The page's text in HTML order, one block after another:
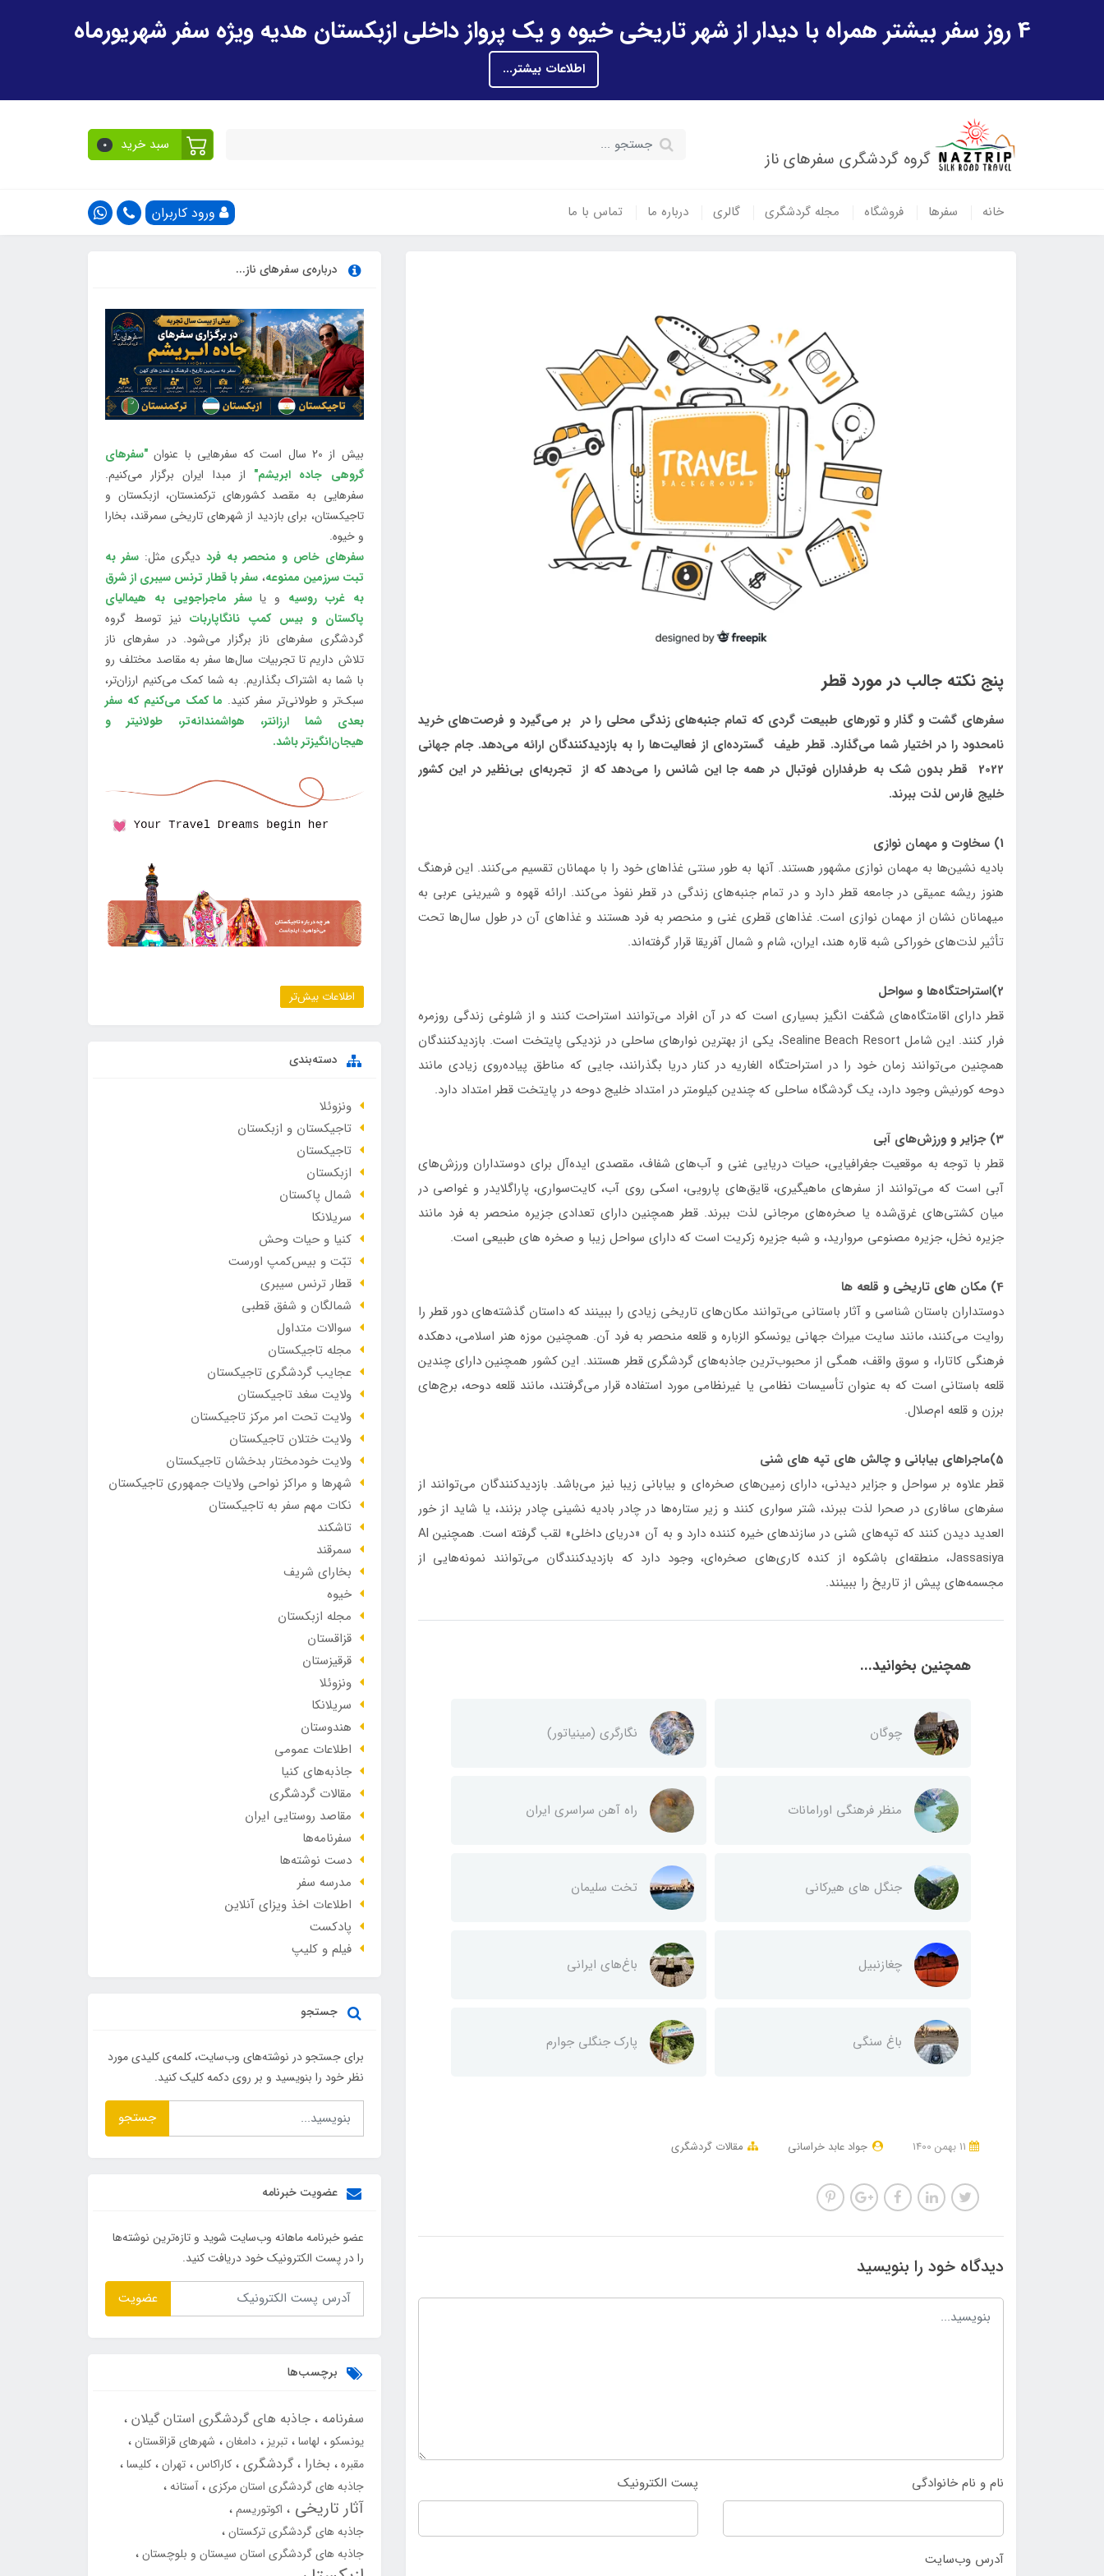
4 روز سفر بیشتر همراه با دیدار از شهر تاریخی خیوه و یک پرواز داخلی ازبکستان هدیه ویژه سفر شهریورماه
اطلاعات بیشتر...
گروه گردشگری سفرهای ناز
سبد خرید 0
خانه سفرها فروشگاه مجله گردشگری گالری درباره ما تماس با ما ورود کاربران
پنج نکته جالب در مورد قطر
سفرهای گشت و گذار و تورهای طبیعت گردی که تمام جنبه‌های زندگی محلی را در بر می‌گیرد و فرصت‌های خرید
نامحدود را در اختیار شما می‌گذارد. قطر طیف گسترده‌ای از فعالیت‌ها را به بازدیدکنندگان ارائه می‌دهد. جام جهانی
2022 قطر بدون شک به طرفداران فوتبال در همه جا این شانس را می‌دهد که از تجربه‌ای بی‌نظیر در این کشور
خلیج فارس لذت ببرند.
1) سخاوت و مهمان نوازی
بادیه نشین‌ها به مهمان نوازی مشهور هستند. آنها به طور سنتی غذاهای خود را با مهمانان تقسیم می‌کنند. این فرهنگ
هنوز ریشه عمیقی در جامعه قطر دارد و در تمام جنبه‌های زندگی در قطر نفوذ می‌کند. ارائه قهوه و شیرینی عربی به
میهمانان نشان از مهمان نوازی است. غذاهای قطری غنی و منحصر به‌ فرد هستند و غذاهای آن در طول سال‌ها تحت
تأثیر لذت‌های خوراکی شبه قاره هند، ایران، شام و شمال آفریقا قرار گرفته‌اند.
2)استراحتگاه‌ها و سواحل
قطر دارای اقامتگاه‌‌های شگفت انگیز بسیاری است که در آن افراد می‌توانند استراحت کنند و از شلوغی زندگی روزمره
فرار کنند. این شامل Sealine Beach Resort، یکی از بهترین نوارهای ساحلی در نزدیکی پایتخت است. بازدیدکنندگان
همچنین می‌توانند زمان خود را در استراحتگاه الغاریه در کنار دریا بگذرانند، جایی که مناطق پیاده‌روی زیادی مانند
دوحه کورنیش وجود دارد، یک گردشگاه ساحلی که چندین کیلومتر در امتداد خلیج دوحه در پایتخت قطر امتداد دارد.
3) جزایر و ورزش‌های آبی
قطر با توجه به موقعیت جغرافیایی، حیات دریایی غنی و آب‌های شفاف، مقصدی ایده‌آل برای دوستداران ورزش‌های
آبی است که می‌توانند از سفرهای ماهیگیری، قایق‌های پارویی، اسکی روی آب، کایت‌سواری، پاراگلایدر و غواصی در
میان کشتی‌های غرق‌شده یا صخره‌های مرجانی لذت ببرند. قطر همچنین دارای تعدادی جزیره منحصر به فرد مانند
جزیره نخل، جزیره مصنوعی مروارید، و شبه جزیره زکریت است که دارای سواحل زیبا و صخره های طبیعی است.
4) مکان های تاریخی و قلعه ها
دوستداران باستان شناسی و آثار باستانی می‌توانند مکان‌های تاریخی زیادی را ببینند که داستان گذشته‌های دور قطر را
روایت می‌کنند، مانند سایت میراث جهانی یونسکو الزباره و قلعه منحصر به فرد آن. همچنین موزه هنر اسلامی، دهکده
فرهنگی کاتارا، و سوق واقف، همگی از محبوب‌ترین جاذبه‌های گردشگری قطر هستند. این کشور همچنین دارای چندین
قلعه باستانی است که به عنوان تأسیسات نظامی یا غیرنظامی مورد استفاده قرار می‌گرفتند، مانند قلعه دوحه، برج‌های
برزن و قلعه ام‌صلال.
5)ماجراهای بیابانی و چالش های تپه های شنی
قطر علاوه بر سواحل و جزایر دیدنی، دارای زمین‌های صخره‌ای و بیابانی زیبا نیز می‌باشد. بازدیدکنندگان می‌توانند از
سفرهای سافاری در صحرا لذت ببرند، شتر سواری کنند و زیر ستاره‌ها در چادر بادیه نشینی چادر بزنند، یا شاید از خور
العدید دیدن کنند که تپه‌های شنی در سازندهای خیره کننده دارد و به آن «دریای داخلی» لقب گرفته است. همچنین Al
Jassasiya، منطقه‌ای باشکوه از کنده‌ کاری‌های صخره‌ای، وجود دارد که بازدیدکنندگان می‌توانند نمونه‌هایی از
مجسمه‌های پیش از تاریخ را ببینند.
همچنین بخوانید...
چوگان نگارگری (مینیاتور)
منظر فرهنگی اورامانات راه آهن سراسری ایران
جنگل های هیرکانی تخت سلیمان
چغازنبیل باغ‌های ایرانی
باغ سنگی پارک جنگلی جوارم
جواد عابد خراسانی مقالات گردشگری
دیدگاه خود را بنویسید
نام و نام خانوادگی پست الکترونیک
آدرس وب‌سایت
درباره‌ی سفرهای ناز...
بیش از 20 سال است که سفرهایی با عنوان
"سفرهای
گروهی جاده ابریشم" از مبدا ایران برگزار می‌کنیم.
سفرهایی به مقصد کشورهای ترکمنستان، ازبکستان و
تاجیکستان، برای بازدید از شهرهای تاریخی سمرقند، بخارا
و خیوه.
سفرهای خاص و منحصر به فرددیگری مثل:سفر به
تبت سرزمین ممنوعه، سفر با قطار ترنس سیبری از شرق
به غرب روسیه و یاسفر ماجراجویی به هیمالیای
پاکستان و بیس کمپ نانگاپاربات نیز توسط گروه
گردشگری سفرهای ناز برگزار می‌شود. در سفرهای ناز
تلاش داریم تا تجربیات سال‌ها سفر به مقاصد مختلف رو
با شما به اشتراک بگذاریم. به شما کمک می‌کنیم ارزان‌تر،
سبک‌تر و طولانی‌تر سفر کنید. ما کمک می‌کنیم که سفر
بعدی شما ارزانتر، هواشمندانه‌تر، طولانی‎تر و
هیجان‌انگیزتر باشد.
اطلاعات بیش‌تر
دسته‌بندی
ونزوئلا
تاجیکستان و ازبکستان
تاجیکستان
ازبکستان
شمال پاکستان
سریلانکا
کنیا و حیات وحش
تبّت و بیس‌کمپ اورست
قطار ترنس سیبری
شمالگان و شفق قطبی
سوالات متداول
مجله تاجیکستان
عجایب گردشگری تاجیکستان
ولایت سغد تاجیکستان
ولایت تحت امر مرکز تاجیکستان
ولایت ختلان تاجیکستان
ولایت خودمختار بدخشان تاجیکستان
شهرها و مراکز نواحی ولایات جمهوری تاجیکستان
نکات مهم سفر به تاجیکستان
تاشکند
سمرقند
بخارای شریف
خیوه
مجله ازبکستان
قزاقستان
قرقیزستان
ونزوئلا
سریلانکا
هندوستان
اطلاعات عمومی
جاذبه‌های کنیا
مقالات گردشگری
مقاصد روستایی ایران
سفرنامه‌ها
دست نوشته‌ها
مدرسه سفر
اطلاعات اخذ ویزای آنلاین
پادکست
فیلم و کلیپ
جستجو
برای جستجو در نوشته‌های وب‌سایت، کلمه‌ی کلیدی مورد
نظر خود را بنویسید و بر روی دکمه کلیک کنید.
جستجو
عضویت خبرنامه
عضو خبرنامه ماهانه وب‌سایت شوید و تازه‌ترین نوشته‌ها
را در پست الکترونیک خود دریافت کنید.
عضویت
برچسب‌ها
سفرنامه جاذبه های گردشگری استان گیلان
یونسکو لهاسا تبریز دامغان شهرهای قزاقستان
مقبره بخارا گردشگری کاراکاس تهران کلیسا
جاذبه های گردشگری استان مرکزی آستانه
آثار تاریخی اکوتوریسم
جاذبه های گردشگری ترکستان
جاذبه های گردشگری استان سیستان و بلوچستان